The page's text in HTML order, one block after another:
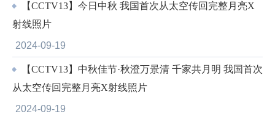
【CCTV13】今日中秋 我国首次从太空传回完整月亮X
射线照片
2024-09-19
【CCTV13】中秋佳节·秋澄万景清 千家共月明 我国首次
从太空传回完整月亮X射线照片
2024-09-19